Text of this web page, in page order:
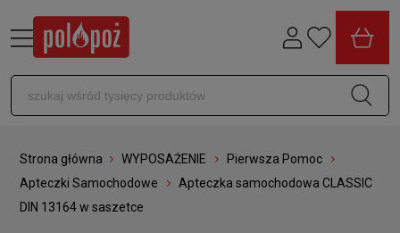
Strona główna WYPOSAŻENIE
Pierwsza Pomoc
Apteczki Samochodowe
Apteczka samochodowa CLASSIC
DIN 13164 w saszetce